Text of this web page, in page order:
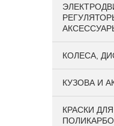
КОЛЕСА,
КУЗОВА И
КРАСКИ